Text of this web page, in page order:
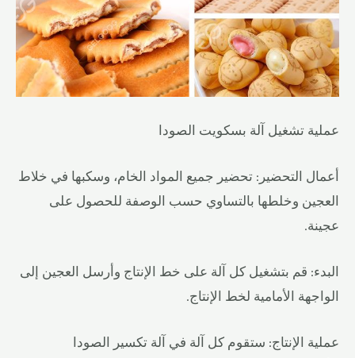
عملية تشغيل آلة بسكويت الصودا
أعمال التحضير: تحضير جميع المواد الخام، وسكبها في خلاط
العجين وخلطها بالتساوي حسب الوصفة للحصول على
عجينة.
البدء: قم بتشغيل كل آلة على خط الإنتاج وأرسل العجين إلى
الواجهة الأمامية لخط الإنتاج.
عملية الإنتاج: ستقوم كل آلة في آلة تكسير الصودا